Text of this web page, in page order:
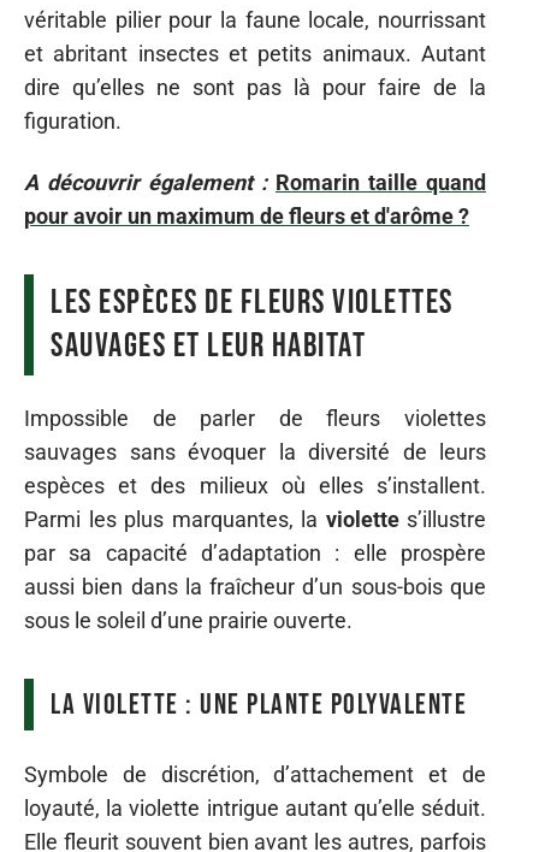
véritable pilier pour la faune locale, nourrissant
et abritant insectes et petits animaux. Autant
dire qu’elles ne sont pas là pour faire de la
figuration.
A découvrir également : Romarin taille quand
pour avoir un maximum de fleurs et d'arôme ?
Les espèces de fleurs violettes
sauvages et leur habitat
Impossible de parler de fleurs violettes
sauvages sans évoquer la diversité de leurs
espèces et des milieux où elles s’installent.
Parmi les plus marquantes, la violettes’illustre
par sa capacité d’adaptation : elle prospère
aussi bien dans la fraîcheur d’un sous-bois que
sous le soleil d’une prairie ouverte.
La violette : une plante polyvalente
Symbole de discrétion, d’attachement et de
loyauté, la violette intrigue autant qu’elle séduit.
Elle fleurit souvent bien avant les autres, parfois